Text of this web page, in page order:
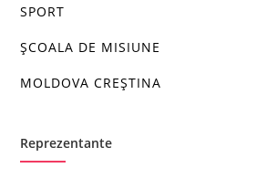
SPORT
ȘCOALA DE MISIUNE
MOLDOVA CREȘTINA
Reprezentante